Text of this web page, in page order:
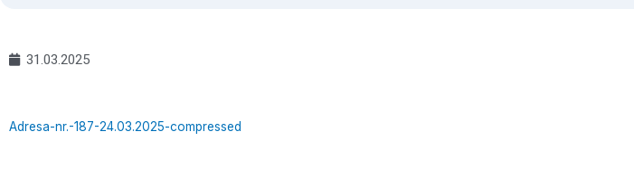
31.03.2025
Adresa-nr.-187-24.03.2025-compressed